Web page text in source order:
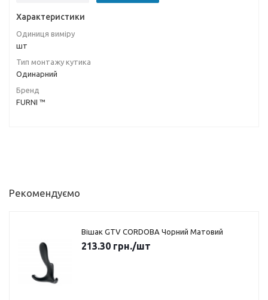
Характеристики
Одиниця виміру
шт
Тип монтажу кутика
Одинарний
Бренд
FURNI ™
Рекомендуємо
Вішак GTV CORDOBA Чорний Матовий
213.30 грн./шт